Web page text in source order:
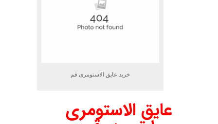
خرید عایق الاستومری قم
عایق الاستومری